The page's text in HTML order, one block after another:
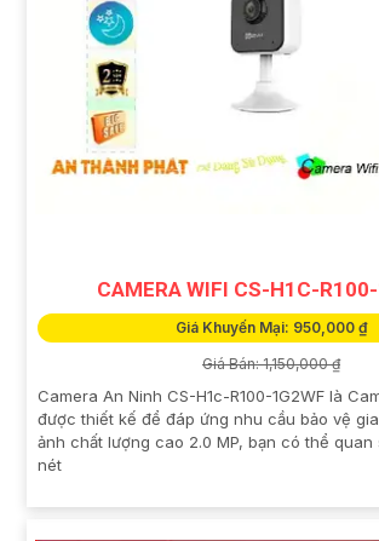
CAMERA WIFI CS-H1C-
Giá Khuyến Mại: 950,000 ₫
Giá Bán: 1,150,000 ₫
Camera An Ninh CS-H1c-R100-1G2WF là
được thiết kế để đáp ứng nhu cầu bảo vệ
ảnh chất lượng cao 2.0 MP, bạn có thể
nét